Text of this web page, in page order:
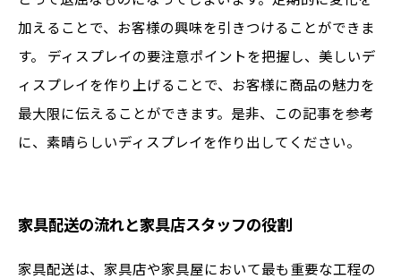
加えることで、お客様の興味を引きつけることができま
す。 ディスプレイの要注意ポイントを把握し、美しいデ
ィスプレイを作り上げることで、お客様に商品の魅力を
最大限に伝えることができます。是非、この記事を参考
に、素晴らしいディスプレイを作り出してください。
家具配送の流れと家具店スタッフの役割
家具配送は、家具店や家具屋において最も重要な工程の